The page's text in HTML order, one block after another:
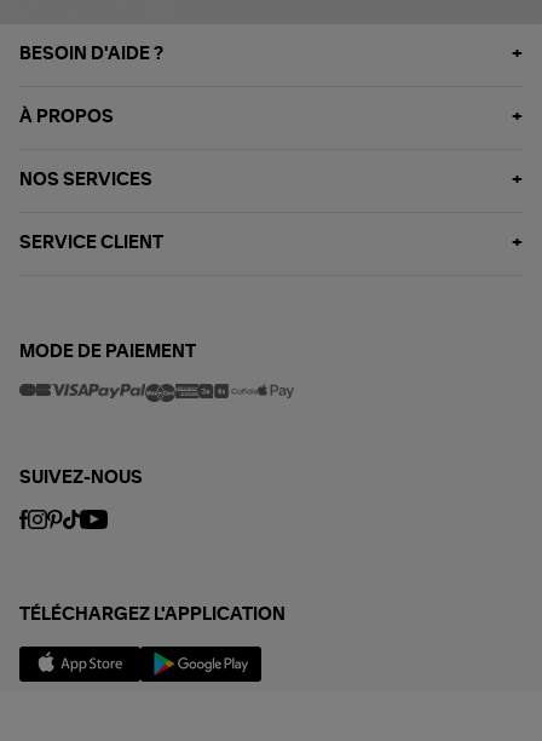
BESOIN D'AIDE ?
À PROPOS
NOS SERVICES
SERVICE CLIENT
MODE DE PAIEMENT
SUIVEZ-NOUS
TÉLÉCHARGEZ L'APPLICATION